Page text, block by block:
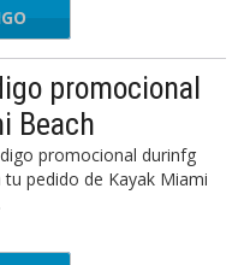
promocional
Beach
promocional durinfg
pedido de Kayak Miami